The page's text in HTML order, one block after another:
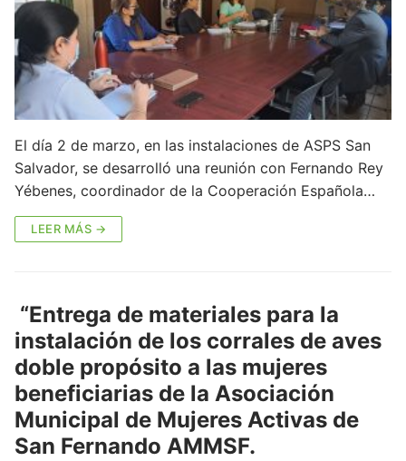
El día 2 de marzo, en las instalaciones de ASPS San
Salvador, se desarrolló una reunión con Fernando Rey
Yébenes, coordinador de la Cooperación Española…
LEER MÁS →
“Entrega de materiales para la
instalación de los corrales de aves
doble propósito a las mujeres
beneficiarias de la Asociación
Municipal de Mujeres Activas de
San Fernando AMMSF.